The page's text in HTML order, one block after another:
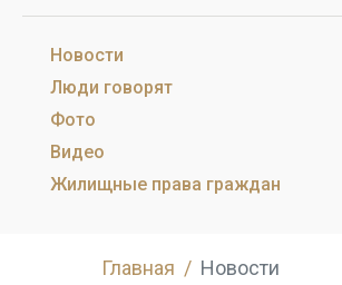
Новости
Люди говорят
Фото
Видео
Жилищные права граждан
Главная Новости